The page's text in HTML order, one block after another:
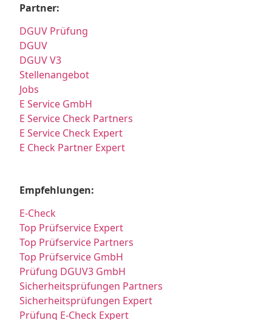
Partner:
DGUV Prüfung
DGUV
DGUV V3
Stellenangebot
Jobs
E Service GmbH
E Service Check Partners
E Service Check Expert
E Check Partner Expert
Empfehlungen:
E-Check
Top Prüfservice Expert
Top Prüfservice Partners
Top Prüfservice GmbH
Prüfung DGUV3 GmbH
Sicherheitsprüfungen Partners
Sicherheitsprüfungen Expert
Prüfung E-Check Expert